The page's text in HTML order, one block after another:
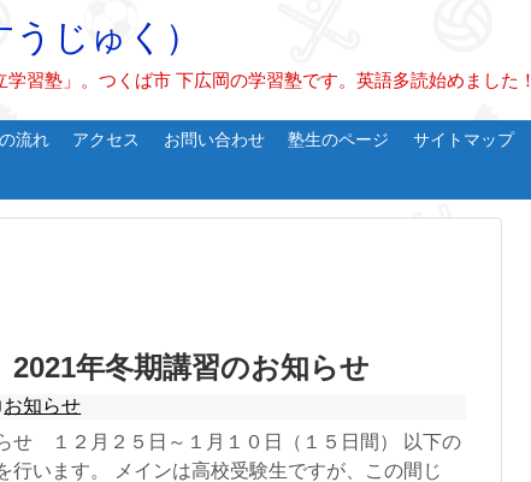
じゅく）
習塾」。つくば市 下広岡の学習塾です。英語多読始めました！
流れ アクセス お問い合わせ 塾生のページ サイトマップ
年冬期講習のお知らせ
お知らせ
せ １２月２５日～１月１０日（１５日間） 以下の
行います。 メインは高校受験生ですが、この間じ